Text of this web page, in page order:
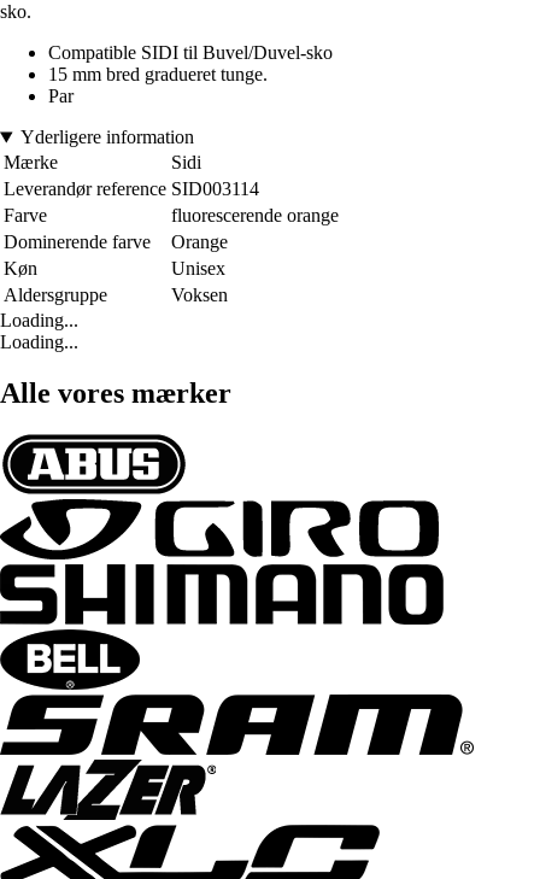
sko.
Compatible SIDI til Buvel/Duvel-sko
15 mm bred gradueret tunge.
Par
Yderligere information
Mærke
Sidi
Leverandør reference SID003114
Farve
fluorescerende orange
Dominerende farve
Orange
Køn
Unisex
Aldersgruppe
Voksen
Loading...
Loading...
Alle vores mærker